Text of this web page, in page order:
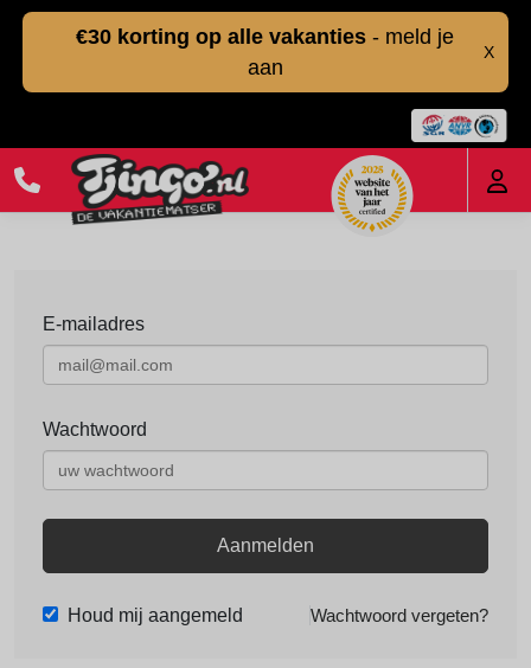
€30 korting op alle vakanties - meld je
aan
X
E-mailadres
Wachtwoord
Aanmelden
Houd mij aangemeld Wachtwoord vergeten?